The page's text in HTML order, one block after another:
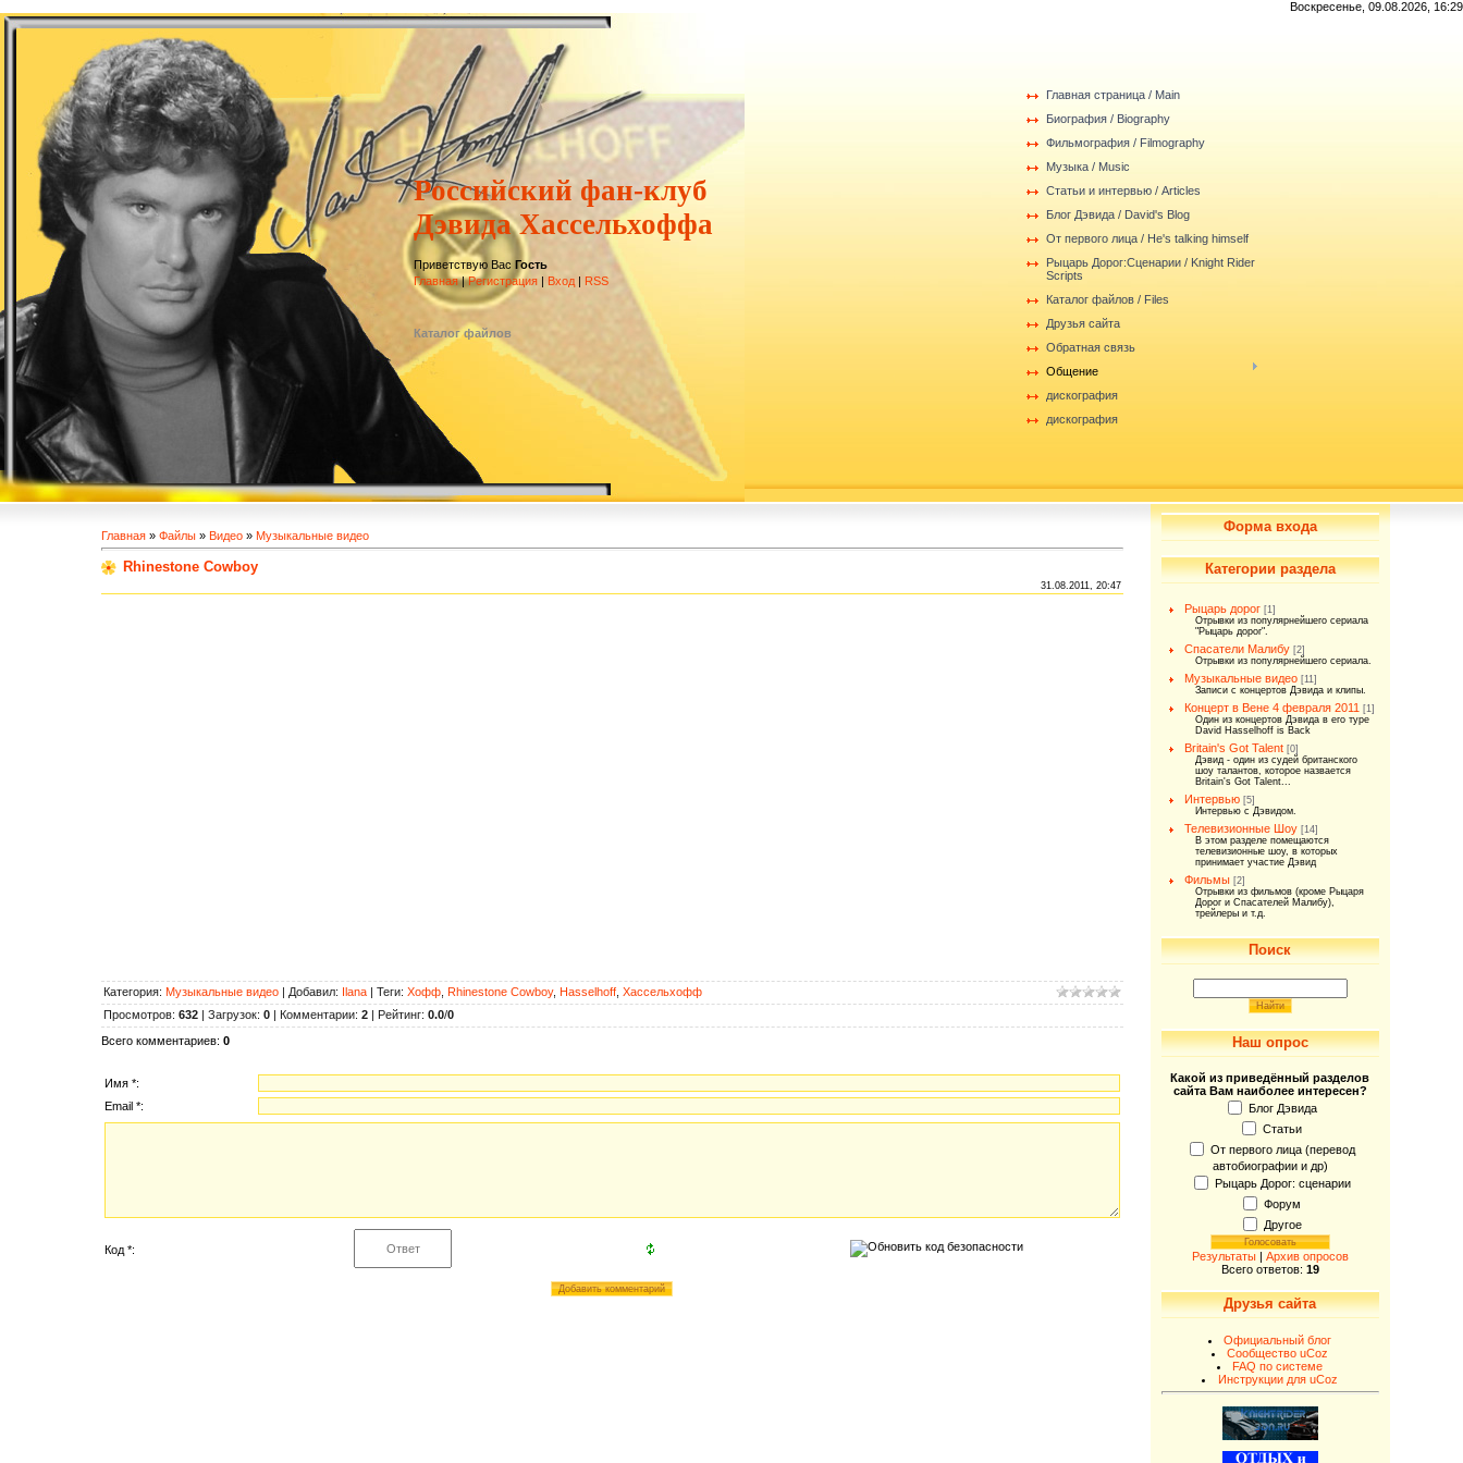
Воскресенье, 09.08.2026, 16:29
Российский фан-клуб
Дэвида Хассельхоффа
Приветствую Вас Гость
Главная|Регистрация | Вход | RSS
Каталог файлов
Главная страница / Main
Биография / Biography
Фильмография / Filmography
Музыка / Music
Статьи и интервью / Articles
Блог Дэвида / David's Blog
От первого лица / He's talking himself
Рыцарь Дорог:Сценарии / Knight Rider
Scripts
Каталог файлов / Files
Друзья сайта
Обратная связь
Общение
дискография
дискография
Главная» Файлы» Видео» Музыкальные видео
Rhinestone Cowboy
31.08.2011, 20:47
Категория: Музыкальные видео| Добавил: Ilana| Теги: Хофф, Rhinestone Cowboy, Hasselhoff, Хассельхофф
Просмотров: 632| Загрузок: 0| Комментарии: 2| Рейтинг: 0.0/0
Всего комментариев: 0
Имя *:
Email *:
Код *:
Форма входа
Категории раздела
Рыцарь дорог [1]
Отрывки из популярнейшего сериала
"Рыцарь дорог".
Спасатели Малибу [2]
Отрывки из популярнейшего сериала.
Музыкальные видео [11]
Записи с концертов Дэвида и клипы.
Концерт в Вене 4 февраля 2011 [1]
Один из концертов Дэвида в его туре
David Hasselhoff is Back
Britain's Got Talent [0]
Дэвид - один из судей британского
шоу талантов, которое назвается
Britain's Got Talent...
Интервью [5]
Интервью с Дэвидом.
Телевизионные Шоу [14]
В этом разделе помещаются
телевизионные шоу, в которых
принимает участие Дэвид
Фильмы [2]
Отрывки из фильмов (кроме Рыцаря
Дорог и Спасателей Малибу),
трейлеры и т.д.
Поиск
Наш опрос
Какой из приведённый разделов
сайта Вам наиболее интересен?
Блог Дэвида
Статьи
От первого лица (перевод
автобиографии и др)
Рыцарь Дорог: сценарии
Форум
Другое
Результаты| Архив опросов
Всего ответов: 19
Друзья сайта
Официальный блог
Сообщество uCoz
FAQ по системе
Инструкции для uCoz